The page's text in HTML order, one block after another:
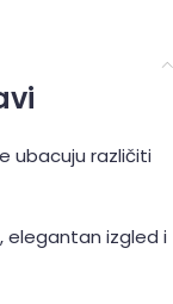
ubacuju različiti
elegantan izgled i